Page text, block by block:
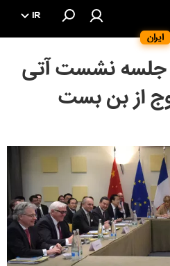
ایران
IR
جلسه نشست آتی
از بن ‌بست